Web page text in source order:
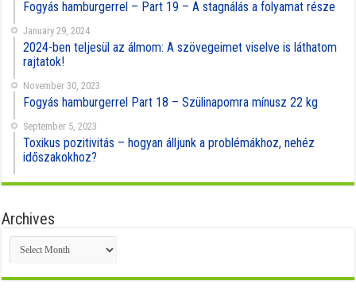
Fogyás hamburgerrel – Part 19 – A stagnálás a folyamat része
January 29, 2024
2024-ben teljesül az álmom: A szövegeimet viselve is láthatom
rajtatok!
November 30, 2023
Fogyás hamburgerrel Part 18 – Szülinapomra mínusz 22 kg
September 5, 2023
Toxikus pozitivitás – hogyan álljunk a problémákhoz, nehéz
időszakokhoz?
Archives
Archives